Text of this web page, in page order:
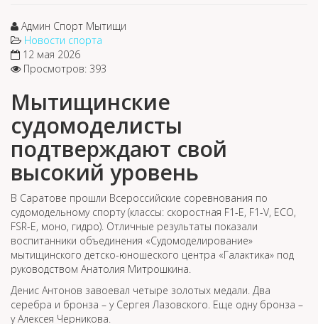
Админ Спорт Мытищи
Новости спорта
12 мая 2026
Просмотров: 393
Мытищинские
судомоделисты
подтверждают свой
высокий уровень
В Саратове прошли Всероссийские соревнования по
судомодельному спорту (классы: скоростная F1-E, F1-V, ECO,
FSR-E, моно, гидро). Отличные результаты показали
воспитанники объединения «Судомоделирование»
мытищинского детско-юношеского центра «Галактика» под
руководством Анатолия Митрошкина.
Денис Антонов завоевал четыре золотых медали. Два
серебра и бронза – у Сергея Лазовского. Еще одну бронза –
у Алексея Черникова.